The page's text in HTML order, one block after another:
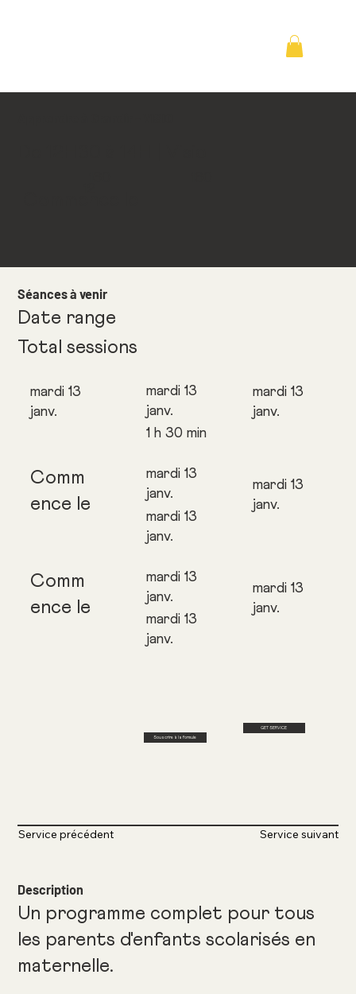
Description
Un programme complet pour tous
les parents d'enfants scolarisés en
maternelle.
mardi 13
janv.
mardi 13
janv.
1 h 30 min
mardi 13
janv.
Comm
ence le
mardi 13
janv.
mardi 13
janv.
mardi 13
janv.
Comm
ence le
mardi 13
janv.
mardi 13
janv.
mardi 13
janv.
Séances à venir
Date range
Total sessions
Souscrire à la formule
GET SERVICE
Service précédent Service suivant